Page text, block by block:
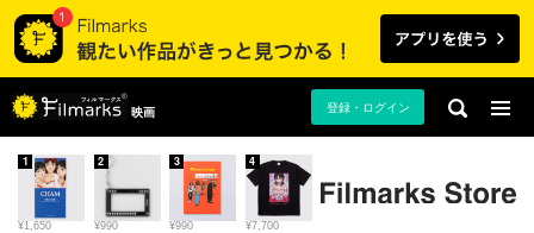
映画 登録・ログイン
¥1,650
1
¥990
2
¥990
3
¥7,700
4